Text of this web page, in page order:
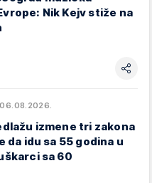
Nik Kejv stiže na
06.08.2026.
izmene tri zakona
da idu sa 55 godina u
sa 60